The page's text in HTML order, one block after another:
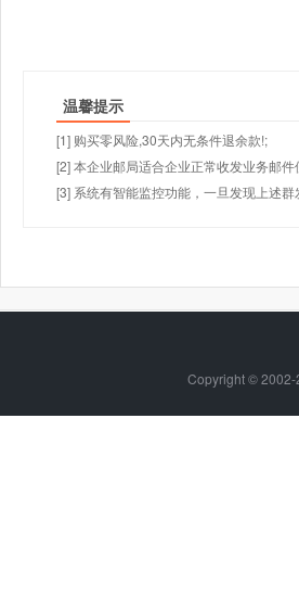
温馨提示
[1] 购买零风险,30天内无条件退余款!;
[2] 本企业邮局适合企业正常收发业务邮
[3] 系统有智能监控功能，一旦发现上述
Copyright ©